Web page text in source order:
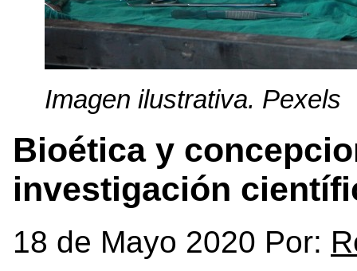
Imagen ilustrativa. Pexels
Bioética y
investigación
18 de Mayo 2020 Por: